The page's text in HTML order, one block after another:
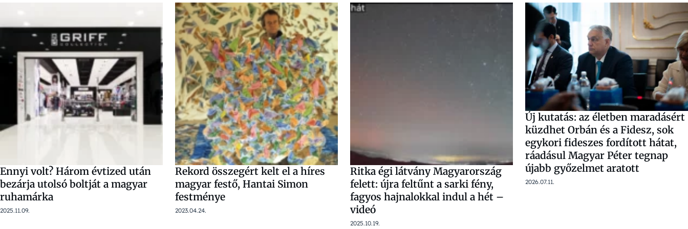
Ennyi volt? Három évtized után
bezárja utolsó boltját a magyar
ruhamárka
2025.11.09.
Rekord összegért kelt el a híres
magyar festő, Hantai Simon
festménye
2023.04.24.
Ritka égi látvány Magyarország
felett: újra feltűnt a sarki fény,
fagyos hajnalokkal indul a hét –
videó
2025.10.19.
Új kutatás: az életben maradásért
küzdhet Orbán és a Fidesz, sok
egykori fideszes fordított hátat,
ráadásul Magyar Péter tegnap
újabb győzelmet aratott
2026.07.11.